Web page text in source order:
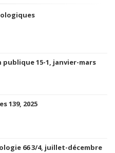
15-1, janvier-mars
139, 2025
66 3/4, juillet-décembre